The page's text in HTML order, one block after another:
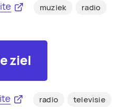
muziek radio
ziel
radio televisie